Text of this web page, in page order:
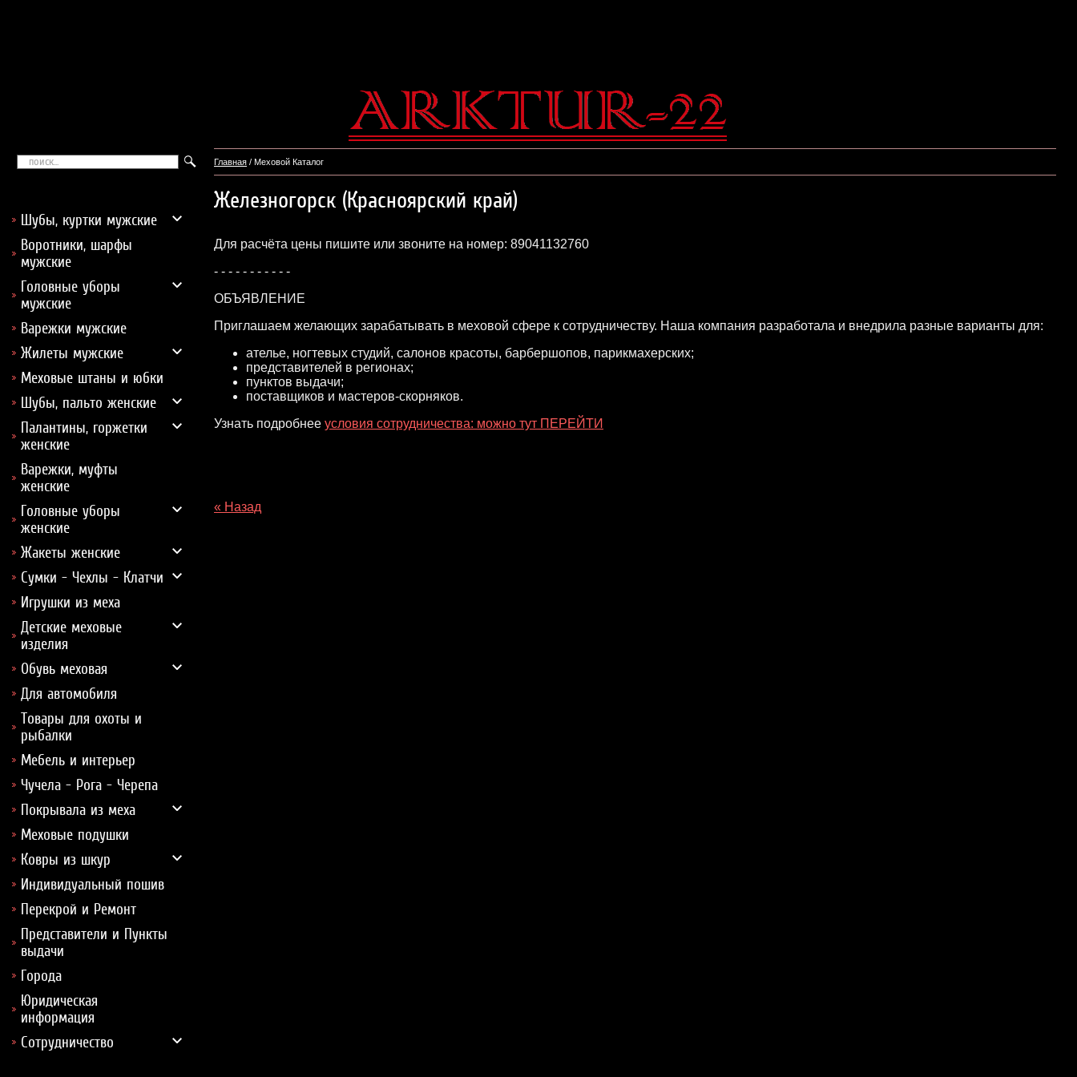
Шубы, куртки мужские
Воротники, шарфы
мужские
Головные уборы
мужские
Варежки мужские
Жилеты мужские
Меховые штаны и юбки
Шубы, пальто женские
Палантины, горжетки
женские
Варежки, муфты
женские
Головные уборы
женские
Жакеты женские
Сумки - Чехлы - Клатчи
Игрушки из меха
Детские меховые
изделия
Обувь меховая
Для автомобиля
Товары для охоты и
рыбалки
Мебель и интерьер
Чучела - Рога - Черепа
Покрывала из меха
Меховые подушки
Ковры из шкур
Индивидуальный пошив
Перекрой и Ремонт
Представители и Пункты
выдачи
Города
Юридическая
информация
Сотрудничество
Главная / Меховой Каталог
Железногорск (Красноярский край)
Для расчёта цены пишите или звоните на номер: 89041132760
- - - - - - - - - - -
ОБЪЯВЛЕНИЕ
Приглашаем желающих зарабатывать в меховой сфере к сотрудничеству. Наша компания разработала и внедрила разные варианты для:
ателье, ногтевых студий, салонов красоты, барбершопов, парикмахерских;
представителей в регионах;
пунктов выдачи;
поставщиков и мастеров-скорняков.
Узнать подробнее условия сотрудничества: можно тут ПЕРЕЙТИ
« Назад